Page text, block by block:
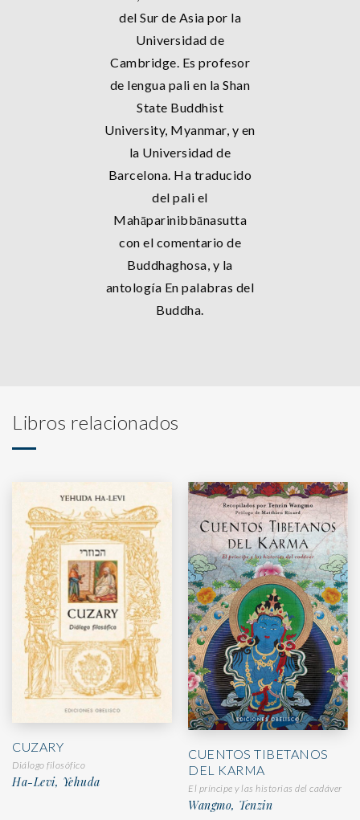
del Sur de Asia por la
Universidad de
Cambridge. Es profesor
de lengua pali en la Shan
State Buddhist
University, Myanmar, y en
la Universidad de
Barcelona. Ha traducido
del pali el
Mahāparinibbānasutta
con el comentario de
Buddhaghosa, y la
antología En palabras del
Buddha.
Libros relacionados
CUZARY
Diálogo filosófico
Ha-Levi, Yehuda
CUENTOS TIBETANOS
DEL KARMA
El príncipe y las historias del cadáver
Wangmo, Tenzin